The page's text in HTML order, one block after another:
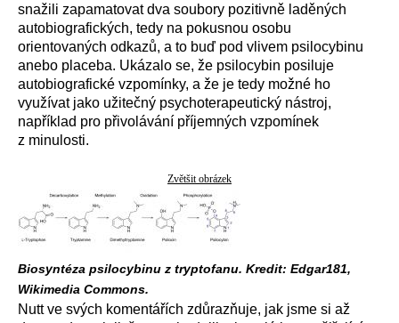
snažili zapamatovat dva soubory pozitivně laděných
autobiografických, tedy na pokusnou osobu
orientovaných odkazů, a to buď pod vlivem psilocybinu
anebo placeba. Ukázalo se, že psilocybin posiluje
autobiografické vzpomínky, a že je tedy možné ho
využívat jako užitečný psychoterapeutický nástroj,
například pro přivolávání příjemných vzpomínek
z minulosti.
Zvětšit obrázek
Biosyntéza psilocybinu z tryptofanu. Kredit: Edgar181,
Wikimedia Commons.
Nutt ve svých komentářích zdůrazňuje, jak jsme si až